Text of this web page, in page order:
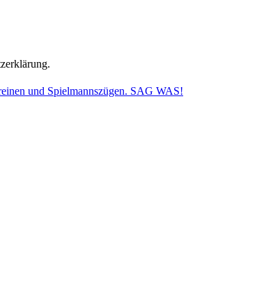
und Spielmannszügen. SAG WAS!